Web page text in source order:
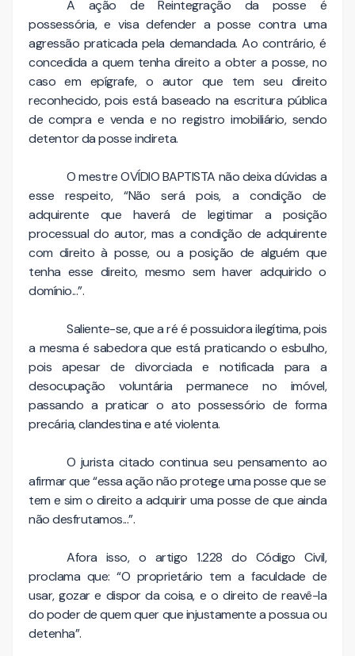
A ação de Reintegração da posse é
possessória, e visa defender a posse contra uma
agressão praticada pela demandada. Ao contrário, é
concedida a quem tenha direito a obter a posse, no
caso em epígrafe, o autor que tem seu direito
reconhecido, pois está baseado na escritura pública
de compra e venda e no registro imobiliário, sendo
detentor da posse indireta.
O mestre OVÍDIO BAPTISTA não deixa dúvidas a
esse respeito, “Não será pois, a condição de
adquirente que haverá de legitimar a posição
processual do autor, mas a condição de adquirente
com direito à posse, ou a posição de alguém que
tenha esse direito, mesmo sem haver adquirido o
domínio...”.
Saliente-se, que a ré é possuidora ilegítima, pois
a mesma é sabedora que está praticando o esbulho,
pois apesar de divorciada e notificada para a
desocupação voluntária permanece no imóvel,
passando a praticar o ato possessório de forma
precária, clandestina e até violenta.
O jurista citado continua seu pensamento ao
afirmar que “essa ação não protege uma posse que se
tem e sim o direito a adquirir uma posse de que ainda
não desfrutamos...”.
Afora isso, o artigo 1.228 do Código Civil,
proclama que: “O proprietário tem a faculdade de
usar, gozar e dispor da coisa, e o direito de reavê-la
do poder de quem quer que injustamente a possua ou
detenha”.